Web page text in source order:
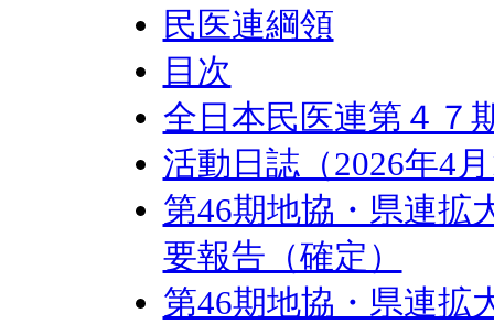
民医連綱領
目次
全日本民医連第４
活動日誌（2026年4
第46期地協・県連
要報告（確定）
第46期地協・県連拡